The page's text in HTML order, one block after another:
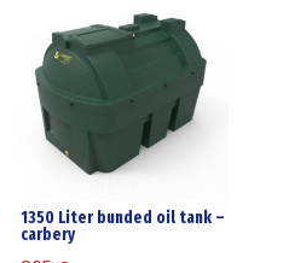
1350 Liter bunded oil tank –
carbery